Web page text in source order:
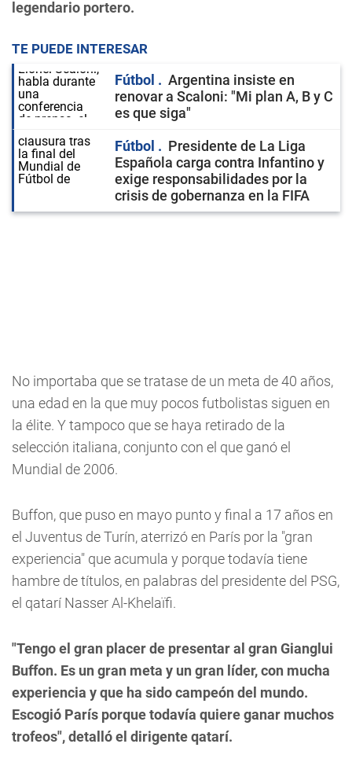
legendario portero.
TE PUEDE INTERESAR
Fútbol
Argentina insiste en
renovar a Scaloni: "Mi plan A, B y C
es que siga"
Fútbol
Presidente de La Liga
Española carga contra Infantino y
exige responsabilidades por la
crisis de gobernanza en la FIFA
No importaba que se tratase de un meta de 40 años,
una edad en la que muy pocos futbolistas siguen en
la élite. Y tampoco que se haya retirado de la
selección italiana, conjunto con el que ganó el
Mundial de 2006.
Buffon, que puso en mayo punto y final a 17 años en
el Juventus de Turín, aterrizó en París por la "gran
experiencia" que acumula y porque todavía tiene
hambre de títulos, en palabras del presidente del PSG,
el qatarí Nasser Al-Khelaïfi.
"Tengo el gran placer de presentar al gran Gianglui
Buffon. Es un gran meta y un gran líder, con mucha
experiencia y que ha sido campeón del mundo.
Escogió París porque todavía quiere ganar muchos
trofeos", detalló el dirigente qatarí.